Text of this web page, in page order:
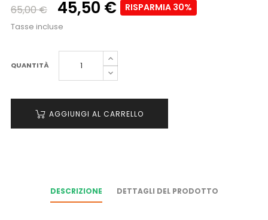
65,00 € 45,50 € RISPARMIA 30%
Tasse incluse
QUANTITÀ
AGGIUNGI AL CARRELLO
DESCRIZIONE DETTAGLI DEL PRODOTTO